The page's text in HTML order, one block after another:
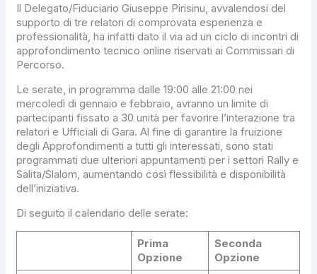
Il Delegato/Fiduciario Giuseppe Pirisinu, avvalendosi del
supporto di tre relatori di comprovata esperienza e
professionalità, ha infatti dato il via ad un ciclo di incontri di
approfondimento tecnico online riservati ai Commissari di
Percorso.
Le serate, in programma dalle 19:00 alle 21:00 nei
mercoledì di gennaio e febbraio, avranno un limite di
partecipanti fissato a 30 unità per favorire l’interazione tra
relatori e Ufficiali di Gara. Al fine di garantire la fruizione
degli Approfondimenti a tutti gli interessati, sono stati
programmati due ulteriori appuntamenti per i settori Rally e
Salita/Slalom, aumentando così flessibilità e disponibilità
dell’iniziativa.
Di seguito il calendario delle serate:
Prima
Opzione
Seconda
Opzione